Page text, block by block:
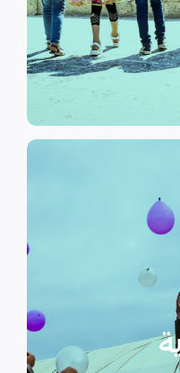
التعليم غير
ترأسها إناث
التي
بالنوع
مع التركيز